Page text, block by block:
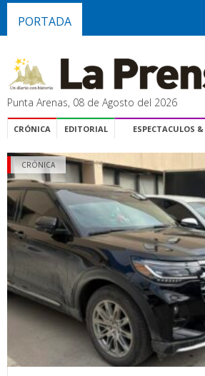
PORTADA
Punta Arenas, 08 de Agosto del 2026
CRÓNICA EDITORIAL ESPECTACULOS
CRÓNICA